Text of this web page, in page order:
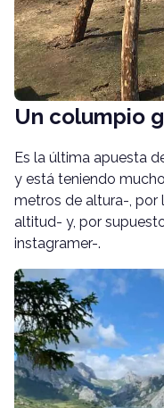
Un columpio
Es la última apuesta
y está teniendo
metros de altura-, por
altitud- y, por
instagramer-.